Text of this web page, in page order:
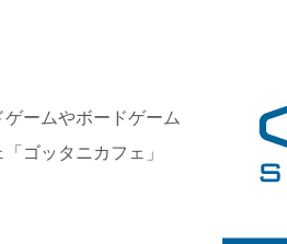
ームやボードゲーム
ゴッタニカフェ」